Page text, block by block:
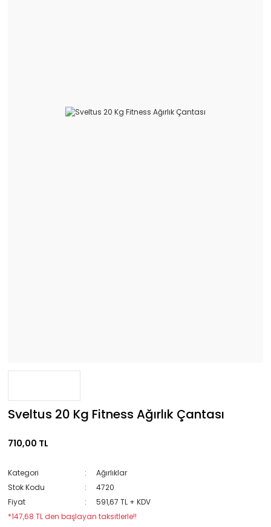
Sveltus 20 Kg Fitness Ağırlık Çantası
710,00 TL
Kategori
Ağırlıklar
Stok Kodu
4720
Fiyat
591,67 TL + KDV
*147,68 TL den başlayan taksitlerle!!